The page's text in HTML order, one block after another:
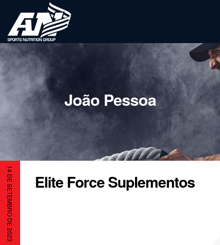
João Pessoa
14 DE SETEMBRO DE 2023 Elite Force Suplementos